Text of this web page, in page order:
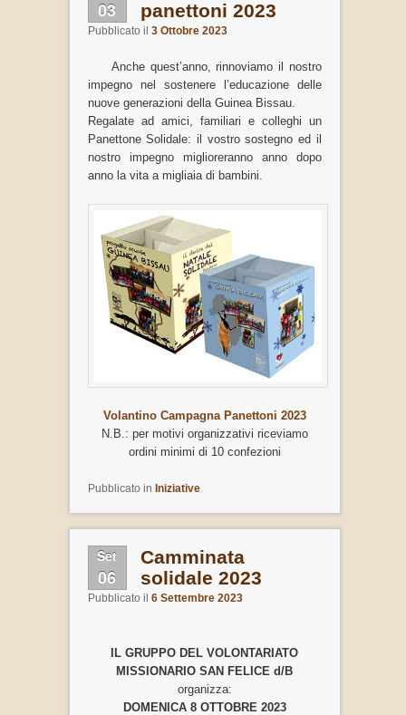
03 panettoni 2023
Pubblicato il 3 Ottobre 2023
Anche quest’anno, rinnoviamo il nostro
impegno nel sostenere l’educazione delle
nuove generazioni della Guinea Bissau.
Regalate ad amici, familiari e colleghi un
Panettone Solidale: il vostro sostegno ed il
nostro impegno miglioreranno anno dopo
anno la vita a migliaia di bambini.
Volantino Campagna Panettoni 2023
N.B.: per motivi organizzativi riceviamo
ordini minimi di 10 confezioni
Pubblicato in Iniziative
Set
06
Camminata
solidale 2023
Pubblicato il 6 Settembre 2023
IL GRUPPO DEL VOLONTARIATO
MISSIONARIO SAN FELICE d/B
organizza:
DOMENICA 8 OTTOBRE 2023